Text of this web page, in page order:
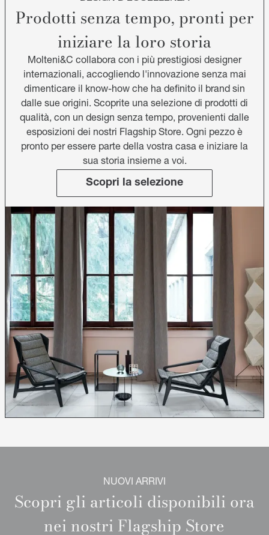
Prodotti senza tempo, pronti per
iniziare la loro storia
Molteni&C collabora con i più prestigiosi designer
internazionali, accogliendo l'innovazione senza mai
dimenticare il know-how che ha definito il brand sin
dalle sue origini. Scoprite una selezione di prodotti di
qualità, con un design senza tempo, provenienti dalle
esposizioni dei nostri Flagship Store. Ogni pezzo è
pronto per essere parte della vostra casa e iniziare la
sua storia insieme a voi.
Scopri la selezione
NUOVI ARRIVI
Scopri gli articoli disponibili ora
nei nostri Flagship Store